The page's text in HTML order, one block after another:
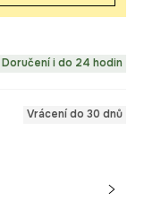
Doručení i do 24 hodin
Vrácení do 30 dnů